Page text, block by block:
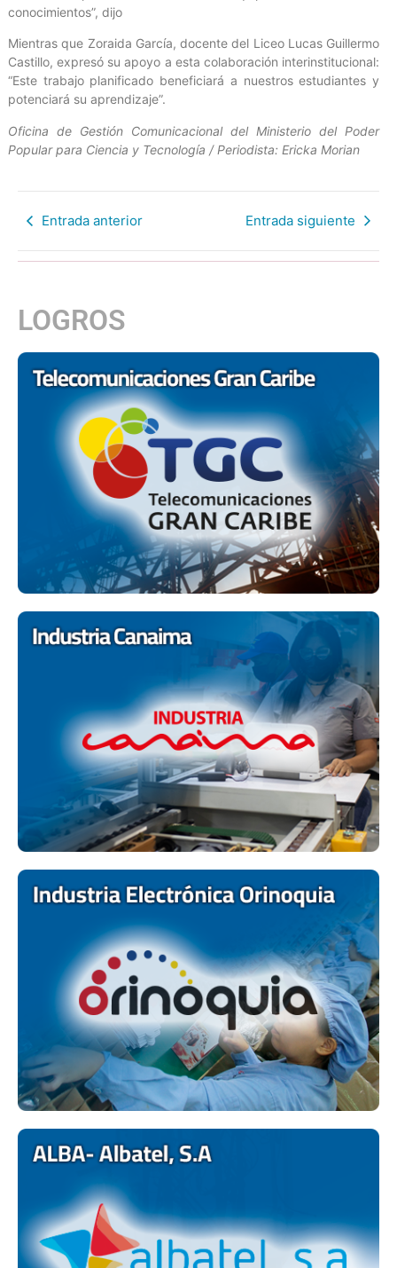
conocimientos”, dijo
Mientras que Zoraida García, docente del Liceo Lucas Guillermo
Castillo, expresó su apoyo a esta colaboración interinstitucional:
“Este trabajo planificado beneficiará a nuestros estudiantes y
potenciará su aprendizaje”.
Oficina de Gestión Comunicacional del Ministerio del Poder
Popular para Ciencia y Tecnología / Periodista: Ericka Morian
Entrada anterior Entrada siguiente
LOGROS